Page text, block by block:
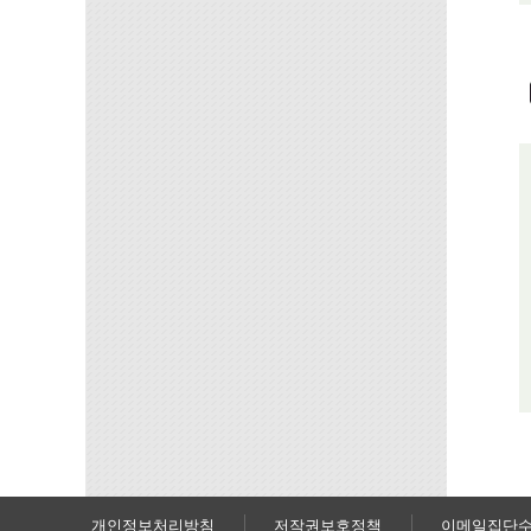
개인정보처리방침 저작권보호정책 이메일집단